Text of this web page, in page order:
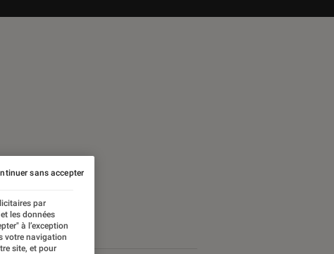
par
les données
à l’exception
votre navigation
site, et pour
sans accepter